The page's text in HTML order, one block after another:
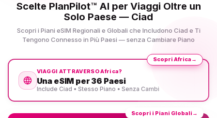
Scelte PlanPilot™ AI per Viaggi Oltre un
Solo Paese — Ciad
Scopri i Piani eSIM Regionali e Globali che Includono Ciad e Ti
Tengono Connesso in Più Paesi — senza Cambiare Piano
VIAGGI ATTRAVERSO Africa?
Una eSIM per 36 Paesi
Include Ciad • Stesso Piano • Senza Cambi
Scopri Africa →
Scopri i Piani Globali →